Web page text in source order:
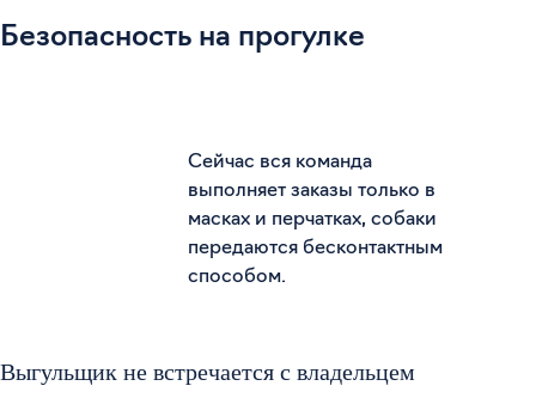
Безопасность на прогулке
Сейчас вся команда
выполняет заказы только в
масках и перчатках, собаки
передаются бесконтактным
способом.
Выгульщик не встречается с владельцем